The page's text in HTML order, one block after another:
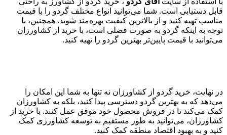
قابل دستیابی است. شما می‌توانید انواع مختلف گردو را با قیمت
مناسب تهیه کنید و از بالاترین کیفیت بهره‌مند شوید. همچنین، با
توجه به اینکه گردو به ‌صورت فصلی است، با خرید از کشاورزان
می‌توانید با قیمت پایین‌تر بهترین گردو را تهیه کنید.
در نهایت، خرید گردو از کشاورزان نه تنها به شما این امکان را
می‌دهد که به بهترین گردو دسترسی پیدا کنید، بلکه به کشاورزان
کمک می‌کند تا در فروش محصول خود موفق عمل کنند. با خرید از
کشاورزان، می‌توانید به طور مستقیم به توسعه کشاورزی کمک
کنید و به بهبود اقتصاد منطقه کمک کنید.